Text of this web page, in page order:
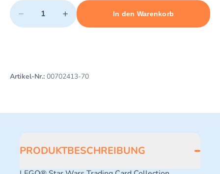
Quantity
− +
Minimum quantity: 1 Maximum quantity: 3
In den Warenkorb
Add 1 item to cart
Artikel-Nr.: 00702413-70
PRODUKTBESCHREIBUNG